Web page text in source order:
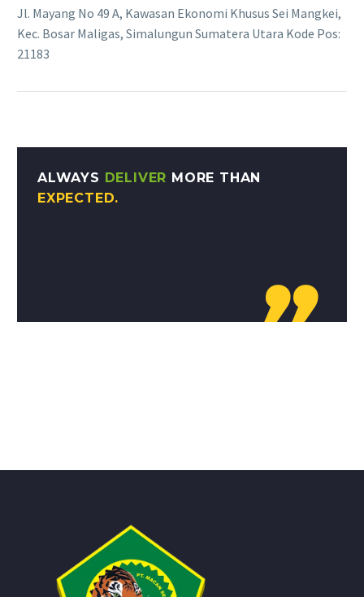
Jl. Mayang No 49 A, Kawasan Ekonomi Khusus Sei Mangkei,
Kec. Bosar Maligas, Simalungun Sumatera Utara Kode Pos:
21183
ALWAYS DELIVER MORE THAN
EXPECTED.
